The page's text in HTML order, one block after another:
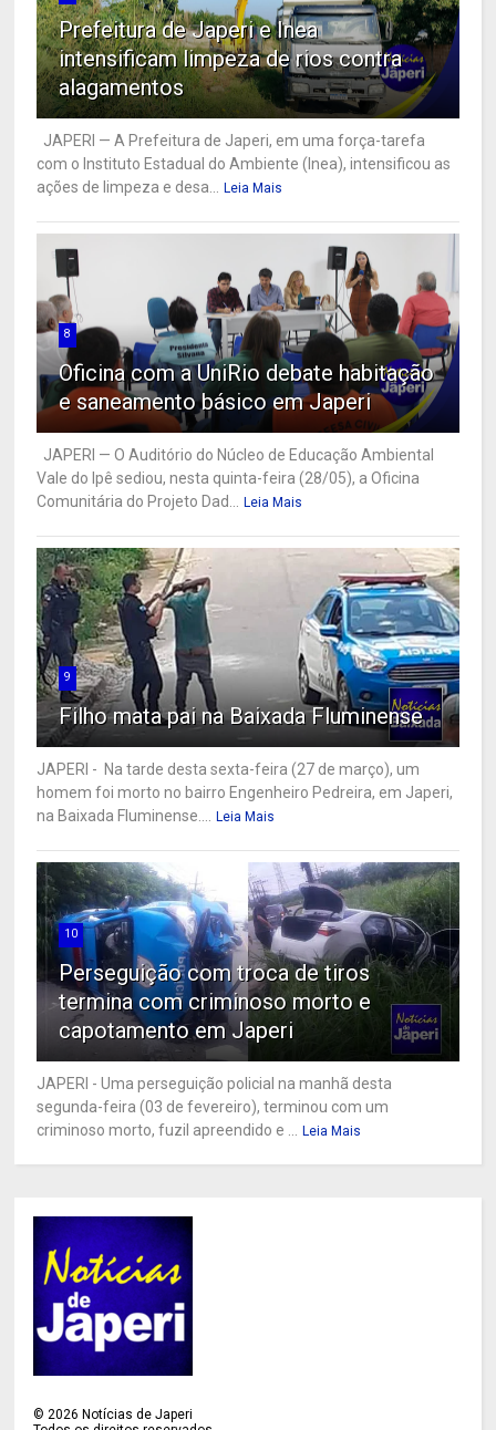
Prefeitura de Japeri e Inea
intensificam limpeza de rios contra
alagamentos
JAPERI — A Prefeitura de Japeri, em uma força-tarefa
com o Instituto Estadual do Ambiente (Inea), intensificou as
ações de limpeza e desa...
Leia Mais
8
Oficina com a UniRio debate habitação
e saneamento básico em Japeri
JAPERI — O Auditório do Núcleo de Educação Ambiental
Vale do Ipê sediou, nesta quinta-feira (28/05), a Oficina
Comunitária do Projeto Dad...
Leia Mais
9
Filho mata pai na Baixada Fluminense
JAPERI - Na tarde desta sexta-feira (27 de março), um
homem foi morto no bairro Engenheiro Pedreira, em Japeri,
na Baixada Fluminense....
Leia Mais
10
Perseguição com troca de tiros
termina com criminoso morto e
capotamento em Japeri
JAPERI - Uma perseguição policial na manhã desta
segunda-feira (03 de fevereiro), terminou com um
criminoso morto, fuzil apreendido e ...
Leia Mais
©2026 Notícias de Japeri